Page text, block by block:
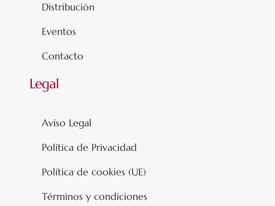
Distribución
Eventos
Contacto
Legal
Aviso Legal
Política de Privacidad
Política de cookies (UE)
Términos y condiciones